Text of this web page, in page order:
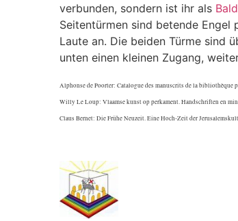
verbunden, sondern ist ihr als
Seitentürmen sind betende
Laute an. Die beiden Türme sind
unten einen kleinen Zugang,
Alphonse de Poorter: Catalogue des manuscrits de la
Willy Le Loup: Vlaamse kunst op perkament. Handschriften en
Claus Bernet: Die Frühe Neuzeit. Eine Hoch-Zeit der